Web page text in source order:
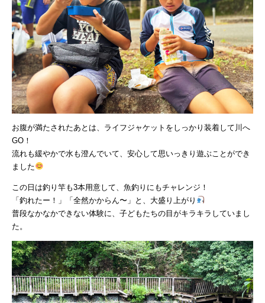
お腹が満たされたあとは、ライフジャケットをしっかり装着して川へ
GO！
流れも緩やかで水も澄んでいて、安心して思いっきり遊ぶことができ
ました
この日は釣り竿も3本用意して、魚釣りにもチャレンジ！
「釣れたー！」「全然かからん〜」と、大盛り上がり
普段なかなかできない体験に、子どもたちの目がキラキラしていまし
た。